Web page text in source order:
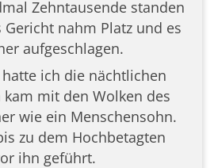
Zehntausende standen
nahm Platz und es
aufgeschlagen.
ich die nächtlichen
kam mit den Wolken des
wie ein Menschensohn.
zu dem Hochbetagten
ihn geführt.